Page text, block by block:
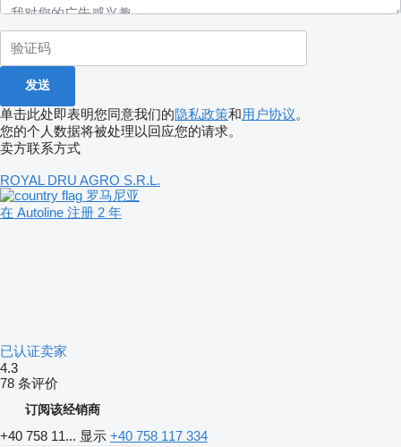
单击此处即表明您同意我们的隐私政策和用户协议。
您的个人数据将被处理以回应您的请求。
卖方联系方式
ROYAL DRU AGRO S.R.L.
罗马尼亚
在 Autoline 注册 2 年
已认证卖家
4.3
78 条评价
订阅该经销商
+40 758 11... 显示 +40 758 117 334